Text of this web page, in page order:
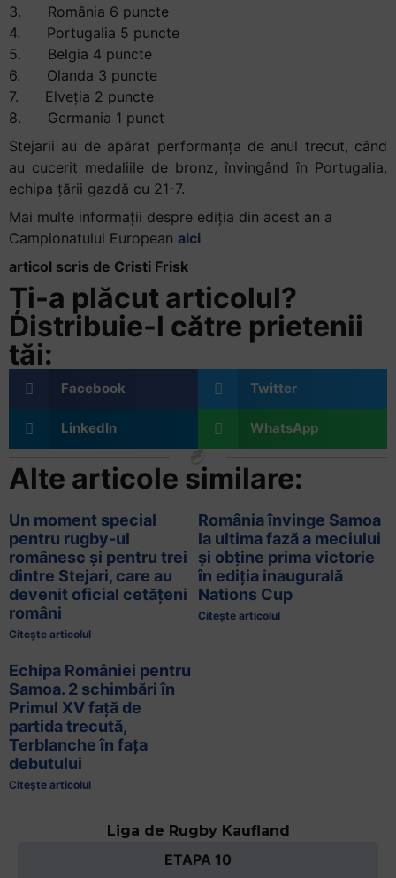
3. România 6 puncte
4. Portugalia 5 puncte
5. Belgia 4 puncte
6. Olanda 3 puncte
7. Elveția 2 puncte
8. Germania 1 punct
Stejarii au de apărat performanța de anul trecut, când
au cucerit medaliile de bronz, învingând în Portugalia,
echipa țării gazdă cu 21-7.
Mai multe informații despre ediția din acest an a
Campionatului European aici
articol scris de Cristi Frisk
Ți-a plăcut articolul?
Distribuie-l către prietenii
tăi:
Facebook Twitter
LinkedIn WhatsApp
Alte articole similare:
Un moment special
pentru rugby-ul
românesc și pentru trei
dintre Stejari, care au
devenit oficial cetățeni
români
Citește articolul
România învinge Samoa
la ultima fază a meciului
și obține prima victorie
în ediția inaugurală
Nations Cup
Citește articolul
Echipa României pentru
Samoa. 2 schimbări în
Primul XV față de
partida trecută,
Terblanche în fața
debutului
Citește articolul
Liga de Rugby Kaufland
ETAPA 10